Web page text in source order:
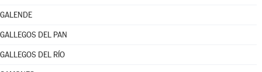
GALENDE
GALLEGOS DEL PAN
GALLEGOS DEL RÍO